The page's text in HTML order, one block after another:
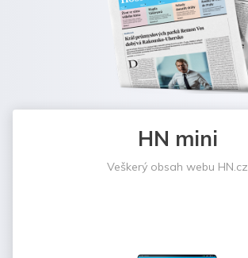
HN mini
Veškerý obsah webu HN.cz